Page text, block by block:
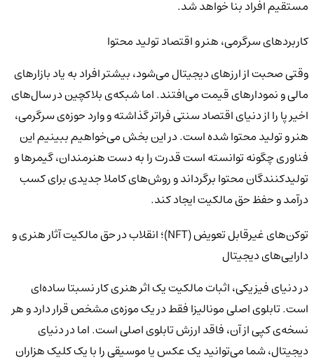
مستقیم افراد بنا خواهد شد.
کاربردهای سرگرمی، هنر و اقتصاد تولید محتوا
وقتی صحبت از ارزهای دیجیتال می‌شود، بیشتر افراد به یاد بازارهای
مالی و نمودارهای قیمت می‌افتند. اما شبکه‌ی بلاکچین در سال‌های
اخیر پا را از دنیای اقتصاد سنتی فراتر گذاشته و وارد حوزه‌ی سرگرمی،
هنر و تولید محتوا شده است. در این بخش می‌خواهیم ببینیم این
فناوری چگونه توانسته است قدرت را به دست هنرمندان، گیمرها و
تولیدکنندگان محتوا برگرداند و روش‌های کاملا جدیدی برای کسب
درآمد و حفظ حق مالکیت ایجاد کند.
توکن‌های غیرقابل تعویض (NFT)؛ انقلاب در حق مالکیت آثار هنری و
دارایی‌های دیجیتال
در دنیای فیزیکی، اثبات مالکیت یک اثر هنری کار نسبتا ساده‌ای
است. تابلوی اصلی مونالیزا فقط در یک موزه‌ی مشخص قرار دارد و هر
نسخه‌ی کپی از آن، فاقد ارزش تابلوی اصلی است. اما در دنیای
دیجیتال، شما می‌توانید یک عکس یا موسیقی را با یک کلیک هزاران